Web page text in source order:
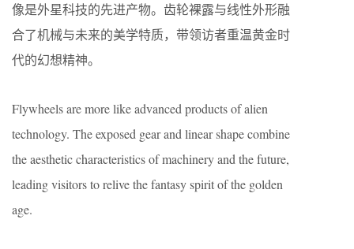
像是外星科技的先进产物。齿轮裸露与线性外形融
合了机械与未来的美学特质，带领访者重温黄金时
代的幻想精神。
Flywheels are more like advanced products of alien
technology. The exposed gear and linear shape combine
the aesthetic characteristics of machinery and the future,
leading visitors to relive the fantasy spirit of the golden
age.